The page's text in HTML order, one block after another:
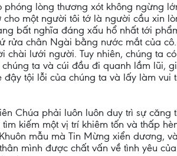
lòng thương xót không ngừng
một người tôi tớ là người cầu xin
bất nghĩa đáng xấu hổ nhất tới
chân Ngài bằng nước mắt của
lưới người. Tuy nhiên, chúng ta
ta và cúi đầu đi quanh lầm lũi,
tội lỗi của chúng ta và lấy làm
Chúa phải luôn luôn duy trì sự
kiếm một vị trí khiêm tốn và thấp
mẫu mà Tin Mừng xiển dương,
mình được chất vấn về tình yêu